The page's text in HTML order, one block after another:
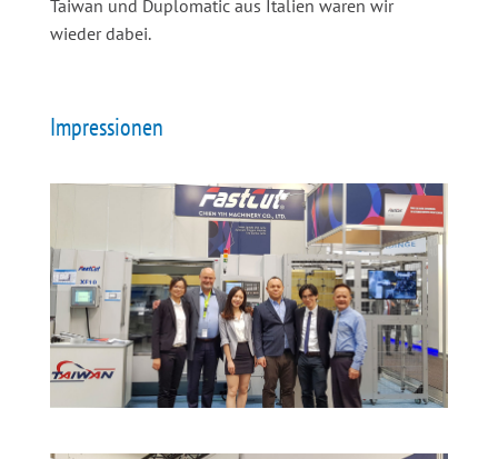
Taiwan und Duplomatic aus Italien waren wir
wieder dabei.
Impressionen